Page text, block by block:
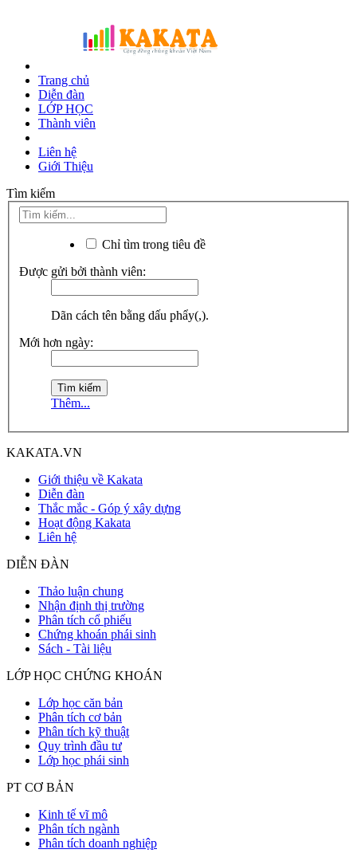
Trang chủ
Diễn đàn
LỚP HỌC
Thành viên
Liên hệ
Giới Thiệu
Tìm kiếm
Chỉ tìm trong tiêu đề
Được gửi bởi thành viên:
Dãn cách tên bằng dấu phẩy(,).
Mới hơn ngày:
Thêm...
KAKATA.VN
Giới thiệu về Kakata
Diễn đàn
Thắc mắc - Góp ý xây dựng
Hoạt động Kakata
Liên hệ
DIỄN ĐÀN
Thảo luận chung
Nhận định thị trường
Phân tích cổ phiếu
Chứng khoán phái sinh
Sách - Tài liệu
LỚP HỌC CHỨNG KHOÁN
Lớp học căn bản
Phân tích cơ bản
Phân tích kỹ thuật
Quy trình đầu tư
Lớp học phái sinh
PT CƠ BẢN
Kinh tế vĩ mô
Phân tích ngành
Phân tích doanh nghiệp